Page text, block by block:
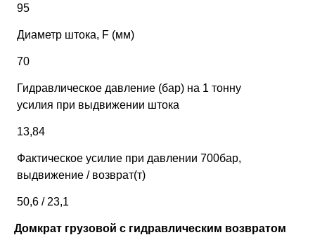
95
Диаметр штока, F (мм)
70
Гидравлическое давление (бар) на 1 тонну
усилия при выдвижении штока
13,84
Фактическое усилие при давлении 700бар,
выдвижение / возврат(т)
50,6 / 23,1
Домкрат грузовой с гидравлическим возвратом